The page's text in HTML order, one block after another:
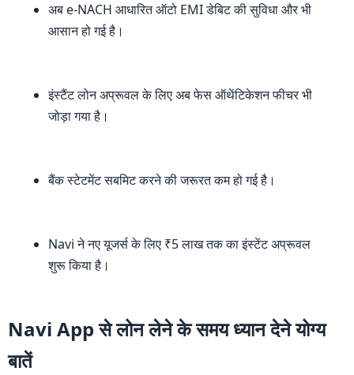
अब e-NACH आधारित ऑटो EMI डेबिट की सुविधा और भी
आसान हो गई है।
इंस्टैंट लोन अप्रूवल के लिए अब फेस ऑथेंटिकेशन फीचर भी
जोड़ा गया है।
बैंक स्टेटमेंट सबमिट करने की जरूरत कम हो गई है।
Navi ने नए यूजर्स के लिए ₹5 लाख तक का इंस्टेंट अप्रूवल
शुरू किया है।
Navi App से लोन लेने के समय ध्यान देने योग्य
बातें